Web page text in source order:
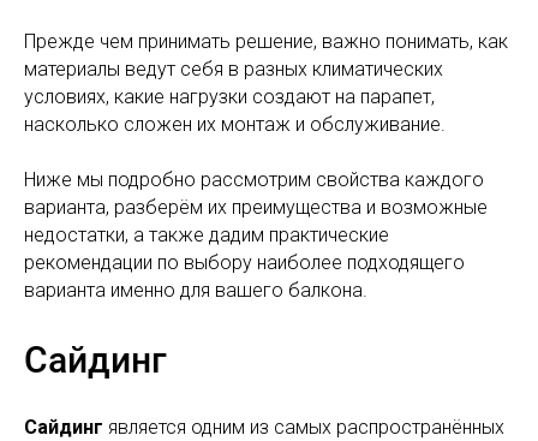
Прежде чем принимать решение, важно понимать, как
материалы ведут себя в разных климатических
условиях, какие нагрузки создают на парапет,
насколько сложен их монтаж и обслуживание.
Ниже мы подробно рассмотрим свойства каждого
варианта, разберём их преимущества и возможные
недостатки, а также дадим практические
рекомендации по выбору наиболее подходящего
варианта именно для вашего балкона.
Сайдинг
Сайдинг является одним из самых распространённых